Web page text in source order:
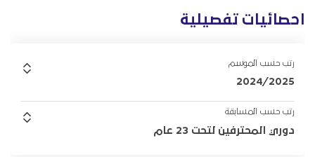
احصائيات تفصيلية
رتب حسب الموسم
2024/2025
رتب حسب المسابقة
دوري المحترفين لتحت 23 عام